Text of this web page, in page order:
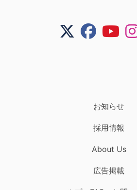
お知らせ
採用情報
About Us
広告掲載